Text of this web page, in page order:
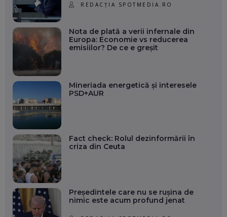
REDACȚIA SPOTMEDIA.RO
Nota de plată a verii infernale din
Europa: Economie vs reducerea
emisiilor? De ce e greșit
Mineriada energetică și interesele
PSD+AUR
Fact check: Rolul dezinformării în
criza din Ceuta
Președintele care nu se rușina de
nimic este acum profund jenat